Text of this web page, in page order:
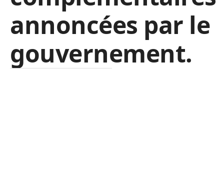
annoncées par le
gouvernement.